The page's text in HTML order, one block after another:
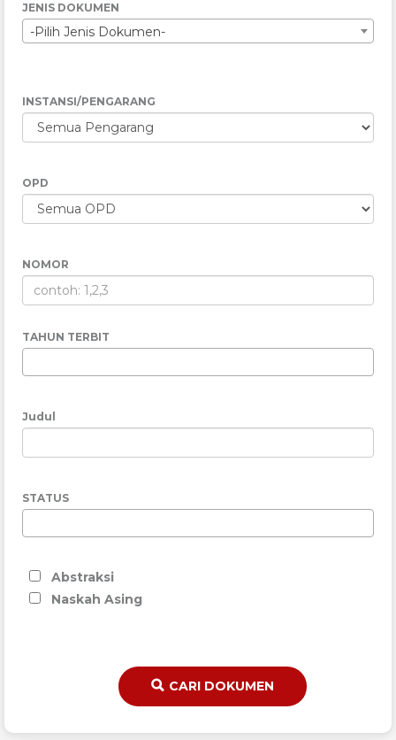
JENIS DOKUMEN
-Pilih Jenis Dokumen-
INSTANSI/PENGARANG
OPD
NOMOR
TAHUN TERBIT
Judul
STATUS
Abstraksi
Naskah Asing
CARI DOKUMEN